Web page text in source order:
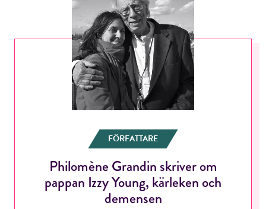
FÖRFATTARE
Philomène Grandin skriver om
pappan Izzy Young, kärleken och
demensen